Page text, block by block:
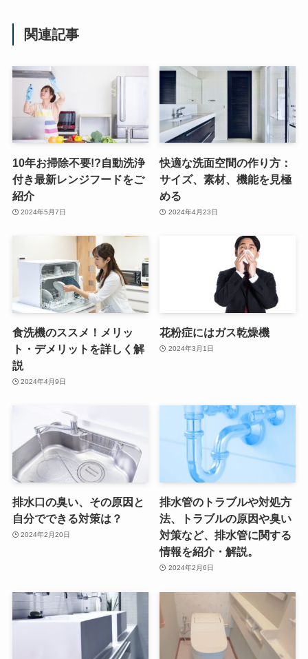
関連記事
10年お掃除不要!?自動洗浄
付き最新レンジフードをご
紹介
2024年5月7日
快適な洗面空間の作り方：
サイズ、素材、機能を見極
める
2024年4月23日
食洗機のススメ！メリッ
ト・デメリットを詳しく解
説
2024年4月9日
花粉症にはガス乾燥機
2024年3月1日
排水口の臭い、その原因と
自分でできる対策は？
2024年2月20日
排水管のトラブルや対処方
法、トラブルの原因や臭い
対策など、排水管に関する
情報を紹介・解説。
2024年2月6日